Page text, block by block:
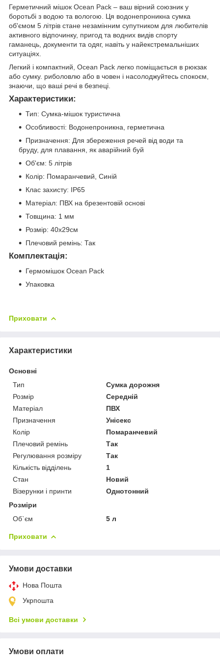
Герметичний мішок Ocean Pack – ваш вірний союзник у
боротьбі з водою та вологою. Ця водонепроникна сумка
об'ємом 5 літрів стане незамінним супутником для любителів
активного відпочинку, пригод та водних видів спорту
гаманець, документи та одяг, навіть у найекстремальніших
ситуаціях.
Легкий і компактний, Ocean Pack легко поміщається в рюкзак
або сумку. риболовлю або в човен і насолоджуйтесь спокоєм,
знаючи, що ваші речі в безпеці.
Характеристики:
Тип: Сумка-мішок туристична
Особливості: Водонепроникна, герметична
Призначення: Для збереження речей від води та
бруду, для плавання, як аварійний буй
Об'єм: 5 літрів
Колір: Помаранчевий, Синій
Клас захисту: IP65
Матеріал: ПВХ на брезентовій основі
Товщина: 1 мм
Розмір: 40х29см
Плечовий ремінь: Так
Комплектація:
Гермомішок Ocean Pack
Упаковка
Приховати
Характеристики
Основні
Тип
Сумка дорожня
Розмір
Середній
Матеріал
ПВХ
Призначення
Унісекс
Колір
Помаранчевий
Плечовий ремінь
Так
Регулювання розміру
Так
Кількість відділень
1
Стан
Новий
Візерунки і принти
Однотонний
Розміри
Об`єм
5 л
Приховати
Умови доставки
Нова Пошта
Укрпошта
Всі умови доставки
Умови оплати